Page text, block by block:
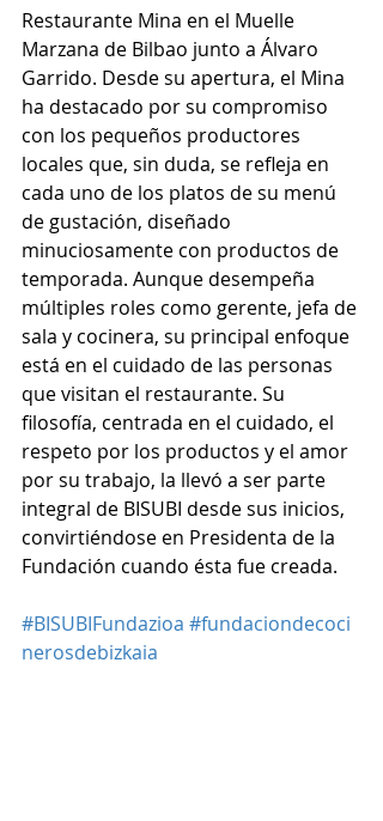
Restaurante Mina en el Muelle
Marzana de Bilbao junto a Álvaro
Garrido. Desde su apertura, el Mina
ha destacado por su compromiso
con los pequeños productores
locales que, sin duda, se refleja en
cada uno de los platos de su menú
de gustación, diseñado
minuciosamente con productos de
temporada. Aunque desempeña
múltiples roles como gerente, jefa de
sala y cocinera, su principal enfoque
está en el cuidado de las personas
que visitan el restaurante. Su
filosofía, centrada en el cuidado, el
respeto por los productos y el amor
por su trabajo, la llevó a ser parte
integral de BISUBI desde sus inicios,
convirtiéndose en Presidenta de la
Fundación cuando ésta fue creada.
#BISUBIFundazioa #fundaciondecoci
nerosdebizkaia